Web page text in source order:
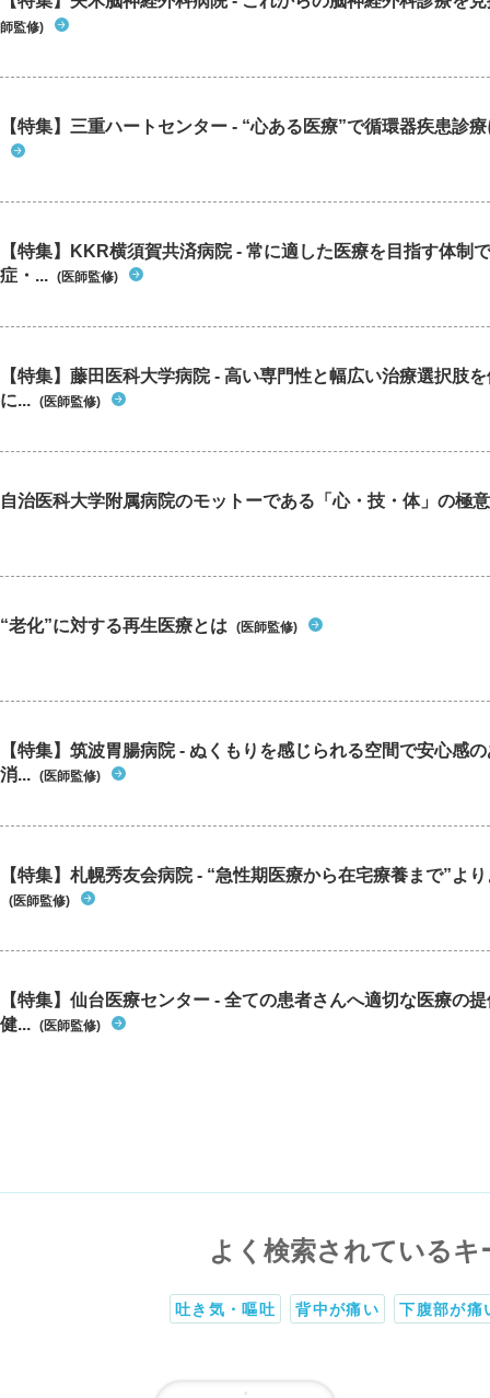
師監修)
【特集】三重ハートセンター - “心ある医療”で循環器疾患診
【特集】KKR横須賀共済病院 - 常に適した医療を目指す体制
症・... (医師監修)
【特集】藤田医科大学病院 - 高い専門性と幅広い治療選択肢
に... (医師監修)
自治医科大学附属病院のモットーである「心・技・体」の極意
“老化”に対する再生医療とは (医師監修)
【特集】筑波胃腸病院 - ぬくもりを感じられる空間で安心感
消... (医師監修)
【特集】札幌秀友会病院 - “急性期医療から在宅療養まで”よ
(医師監修)
【特集】仙台医療センター - 全ての患者さんへ適切な医療の
健... (医師監修)
よく検索されているキ
吐き気・嘔吐 背中が痛い 下腹部が痛